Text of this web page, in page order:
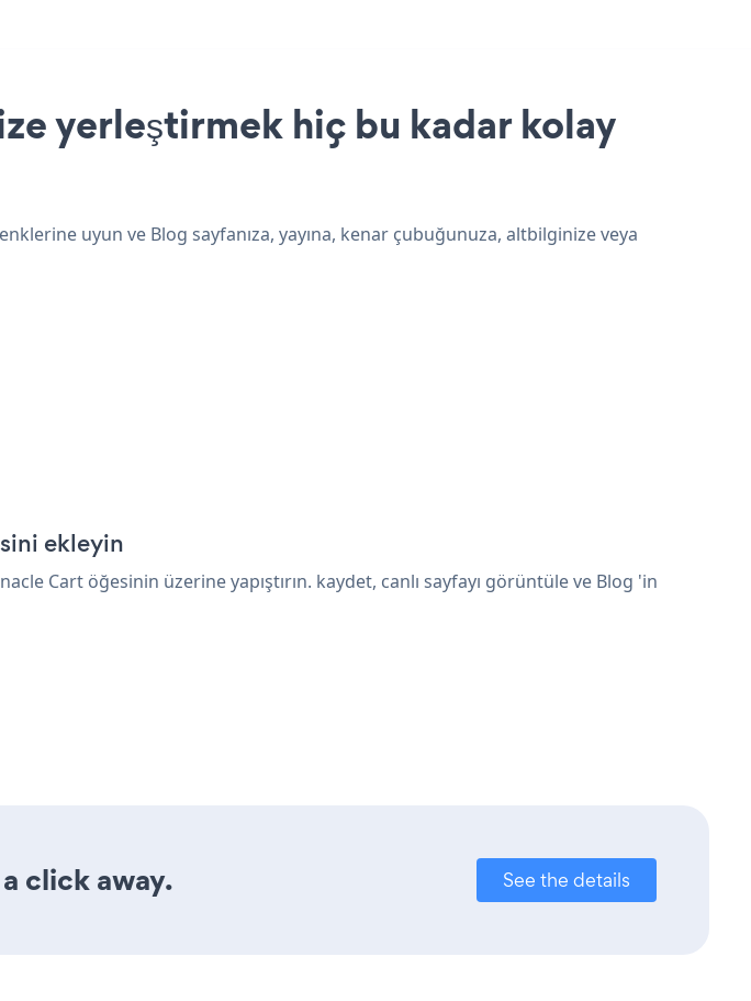
yerleştirmek hiç bu kadar kolay
uyun ve Blog sayfanıza, yayına, kenar çubuğunuza, altbilginize veya
ekleyin
Cart öğesinin üzerine yapıştırın. kaydet, canlı sayfayı görüntüle ve Blog 'in
click away. See the details